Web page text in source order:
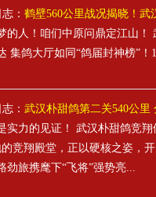
： 鹤壁560公里战况揭晓！武
的人！咱们中原问鼎定江山！
集鸽大厅如同“鸽届封神榜”！
： 武汉朴甜鸽第二关540公里
实力的见证！ 武汉朴甜鸽竞
竞翔殿堂，正以硬核之姿，
劲旅携麾下“飞将”强势亮...